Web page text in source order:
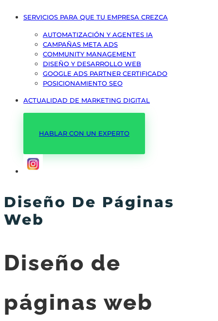
SERVICIOS PARA QUE TU EMPRESA CREZCA
AUTOMATIZACIÓN Y AGENTES IA
CAMPAÑAS META ADS
COMMUNITY MANAGEMENT
DISEÑO Y DESARROLLO WEB
GOOGLE ADS PARTNER CERTIFICADO
POSICIONAMIENTO SEO
ACTUALIDAD DE MARKETING DIGITAL
HABLAR CON UN EXPERTO
Diseño De Páginas
Web
Diseño de
páginas web